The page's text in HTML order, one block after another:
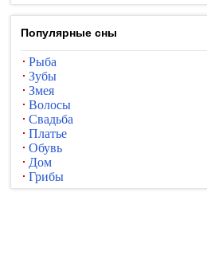
Популярные сны
Рыба
Зубы
Змея
Волосы
Свадьба
Платье
Обувь
Дом
Грибы